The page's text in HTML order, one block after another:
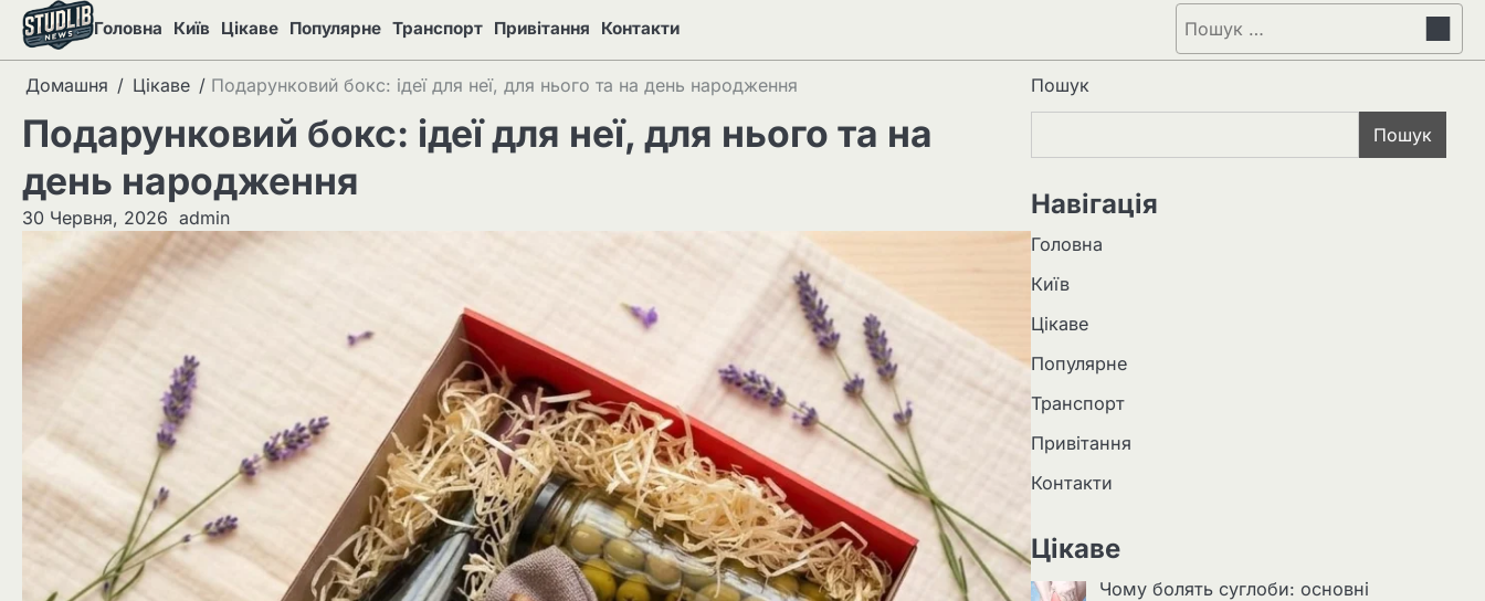
Перейти
вмісту
Головна Київ Цікаве Популярне Транспорт Привітання Контакти Пошук:
Домашня Цікаве Подарунковий бокс: ідеї для неї, для нього та на день народження
Подарунковий бокс: ідеї для неї, для нього та на
день народження
30 Червня, 2026 admin
Пошук
Пошук
Навігація
Головна
Київ
Цікаве
Популярне
Транспорт
Привітання
Контакти
Цікаве
Чому болять суглоби: основні